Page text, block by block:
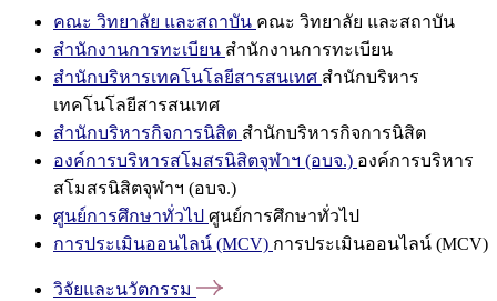
คณะ วิทยาลัย และสถาบัน คณะ วิทยาลัย และสถาบัน
สำนักงานการทะเบียน สำนักงานการทะเบียน
สำนักบริหารเทคโนโลยีสารสนเทศ สำนักบริหาร
เทคโนโลยีสารสนเทศ
สำนักบริหารกิจการนิสิต สำนักบริหารกิจการนิสิต
องค์การบริหารสโมสรนิสิตจุฬาฯ (อบจ.) องค์การบริหาร
สโมสรนิสิตจุฬาฯ (อบจ.)
ศูนย์การศึกษาทั่วไป ศูนย์การศึกษาทั่วไป
การประเมินออนไลน์ (MCV) การประเมินออนไลน์ (MCV)
วิจัยและนวัตกรรม